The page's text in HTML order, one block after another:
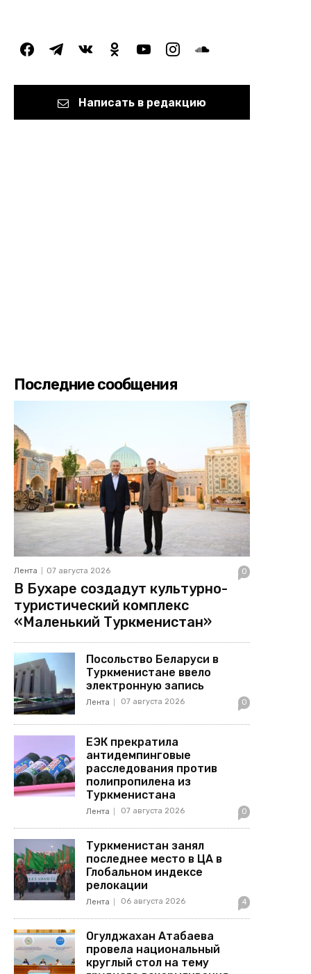
facebooktelegramvkontakteodnoklassniki
youtubeinstagramsoundcloud
Написать в редакцию
Последние сообщения
Лента 07 августа 2026 0
В Бухаре создадут культурно-
туристический комплекс
«Маленький Туркменистан»
Посольство Беларуси в
Туркменистане ввело
электронную запись
Лента 07 августа 2026 0
ЕЭК прекратила
антидемпинговые
расследования против
полипропилена из
Туркменистана
Лента 07 августа 2026 0
Туркменистан занял
последнее место в ЦА в
Глобальном индексе
релокации
Лента 06 августа 2026 4
Огулджахан Атабаева
провела национальный
круглый стол на тему